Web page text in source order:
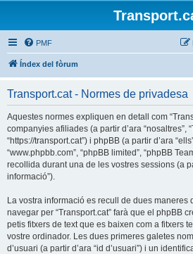
PMF
Índex del fòrum
Transport.cat - Normes de privadesa
Aquestes normes expliquen en detall com
companyies afiliades (a partir d’ara “nosaltres”,
“https://transport.cat”) i phpBB (a partir d’ara
“www.phpbb.com”, “phpBB limited”, “phpBB
recollida durant una de les vostres sessions (a
informació”).
La vostra informació es recull de dues maneres
navegar per “Transport.cat” farà que el phpBB
petis fitxers de text que es baixen com a fitxers
vostre ordinador. Les dues primeres galetes
d’usuari (a partir d’ara “id d’usuari”) i un